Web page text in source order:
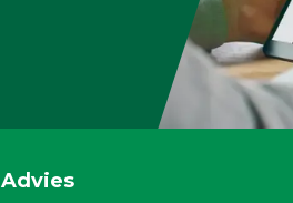
Advies